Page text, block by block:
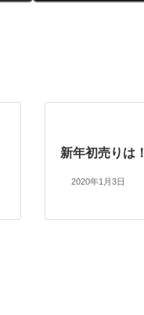
新年初売りは！
2020年1月3日